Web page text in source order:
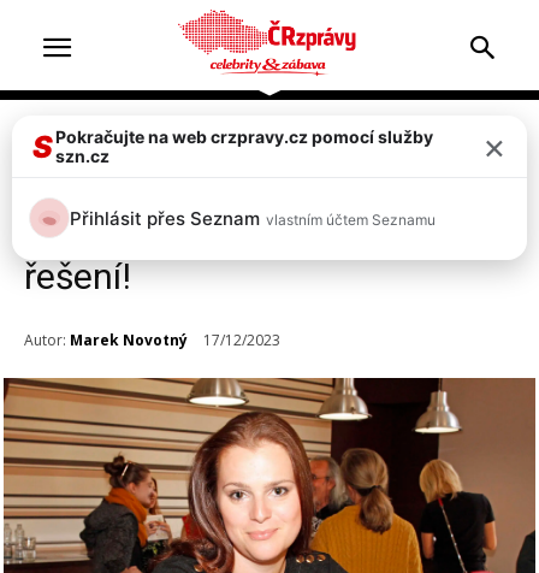
Celebrity Top 2
Těsto se lepí při pečení
cukroví? Ornella Koktová má
řešení!
Autor: Marek Novotný 17/12/2023
SPokračujte na web crzpravy.cz pomocí služby
szn.cz
×
Přihlásit přes Seznam vlastním účtem Seznamu